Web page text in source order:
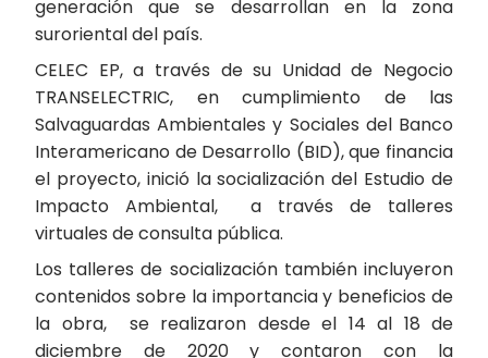
generación que se desarrollan en la zona
suroriental del país.
CELEC EP, a través de su Unidad de Negocio
TRANSELECTRIC, en cumplimiento de las
Salvaguardas Ambientales y Sociales del Banco
Interamericano de Desarrollo (BID), que financia
el proyecto, inició la socialización del Estudio de
Impacto Ambiental,
a través de talleres
virtuales de consulta pública.
Los talleres de socialización también incluyeron
contenidos sobre la importancia y beneficios de
la obra, se realizaron desde el 14 al 18 de
diciembre de 2020 y contaron con la